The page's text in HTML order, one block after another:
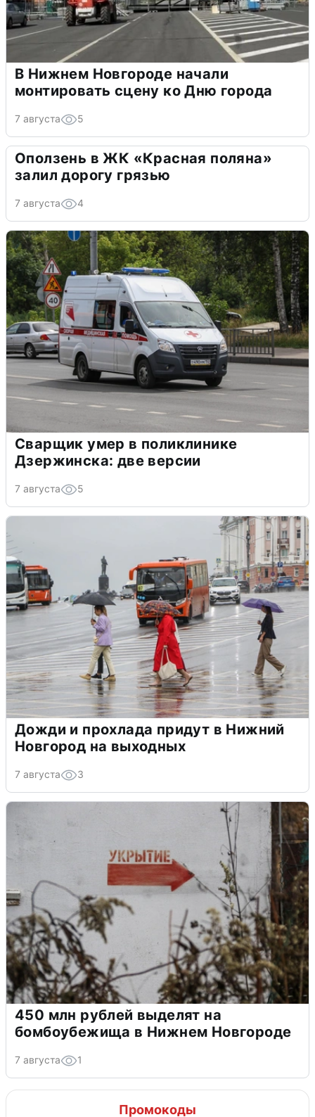
В Нижнем Новгороде начали
монтировать сцену ко Дню города
7 августа 5
Оползень в ЖК «Красная поляна»
залил дорогу грязью
7 августа 4
Сварщик умер в поликлинике
Дзержинска: две версии
7 августа 5
Дожди и прохлада придут в Нижний
Новгород на выходных
7 августа 3
450 млн рублей выделят на
бомбоубежища в Нижнем Новгороде
7 августа 1
Промокоды